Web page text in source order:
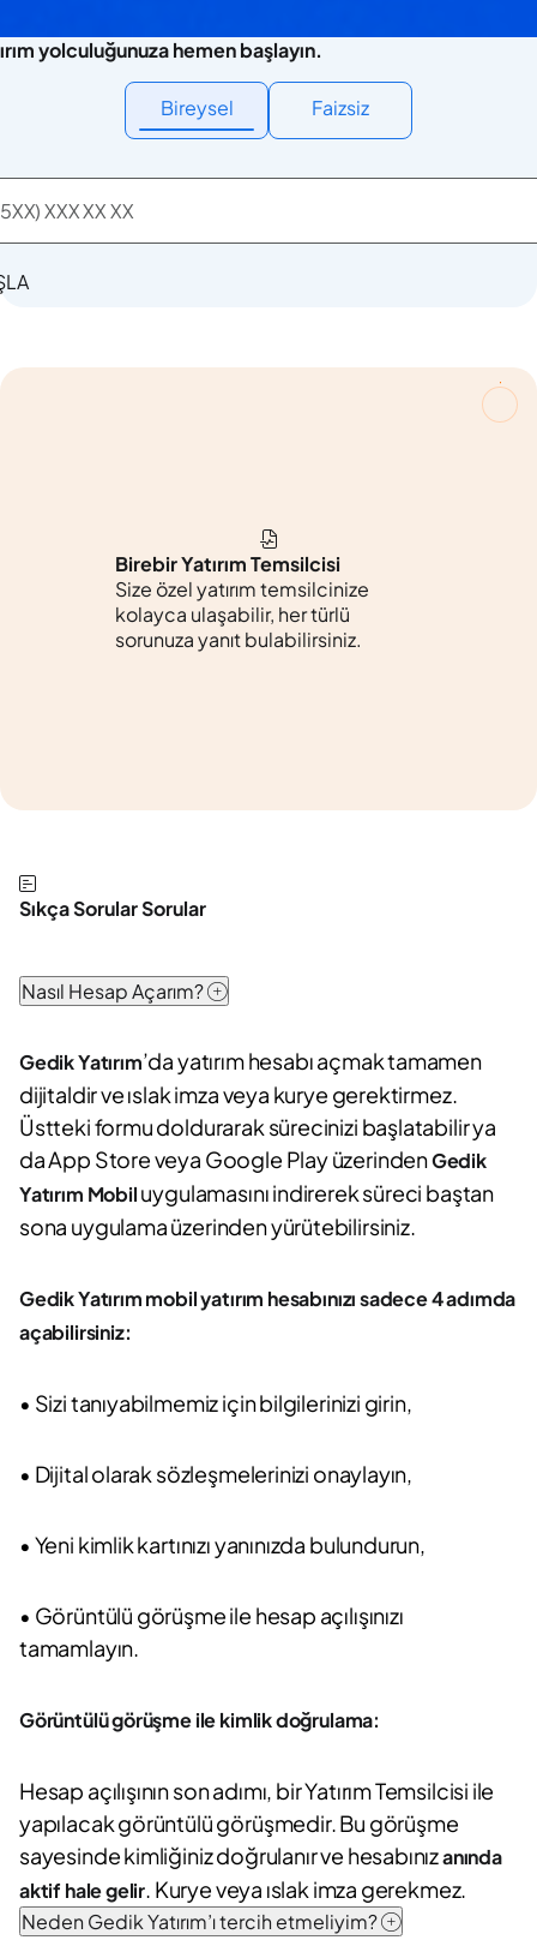
yolculuğunuza hemen başlayın.
Bireysel Faizsiz
Birebir Yatırım Temsilcisi
Size özel yatırım temsilcinize
kolayca ulaşabilir, her türlü
sorunuza yanıt bulabilirsiniz.
Sıkça Sorular Sorular
Nasıl Hesap Açarım?
Gedik Yatırım’da yatırım hesabı açmak tamamen
dijitaldir ve ıslak imza veya kurye gerektirmez.
Üstteki formu doldurarak sürecinizi başlatabilir ya
da App Store veya Google Play üzerindenGedik
Yatırım Mobiluygulamasını indirerek süreci baştan
sona uygulama üzerinden yürütebilirsiniz.
Gedik Yatırım mobil yatırım hesabınızı sadece 4 adımda
açabilirsiniz:
• Sizi tanıyabilmemiz için bilgilerinizi girin,
• Dijital olarak sözleşmelerinizi onaylayın,
• Yeni kimlik kartınızı yanınızda bulundurun,
• Görüntülü görüşme ile hesap açılışınızı
tamamlayın.
Görüntülü görüşme ile kimlik doğrulama:
Hesap açılışının son adımı, bir Yatırım Temsilcisi ile
yapılacak görüntülü görüşmedir. Bu görüşme
sayesinde kimliğiniz doğrulanır ve hesabınızanında
aktif hale gelir. Kurye veya ıslak imza gerekmez.
Neden Gedik Yatırım’ı tercih etmeliyim?